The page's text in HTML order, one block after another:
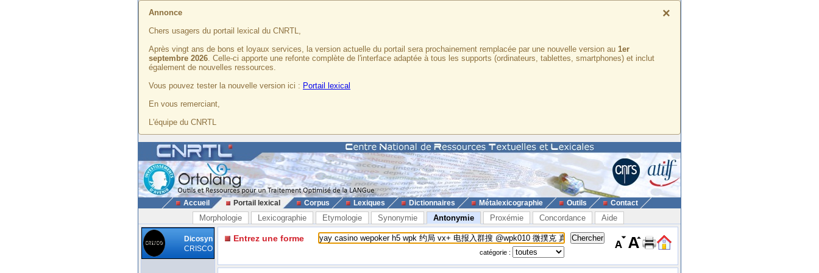
×
Annonce
Chers usagers du portail lexical du CNRTL,
Après vingt ans de bons et loyaux services, la version actuelle du portail sera prochainement remplacée par une nouvelle version au 1er
septembre 2026. Celle-ci apporte une refonte complète de l'interface adaptée à tous les supports (ordinateurs, tablettes, smartphones) et inclut
également de nouvelles ressources.
Vous pouvez tester la nouvelle version ici : Portail lexical
En vous remerciant,
L'équipe du CNRTL
Accueil Portail lexical Corpus Lexiques Dictionnaires Métalexicographie Outils Contact
Morphologie Lexicographie Etymologie Synonymie Antonymie Proxémie Concordance Aide
Dicosyn
CRISCO
Entrez une forme
catégorie :